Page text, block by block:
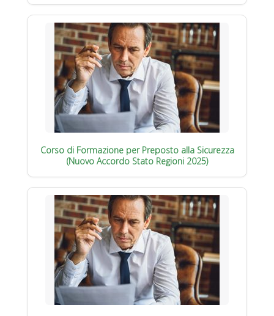
Corso di Formazione per Preposto alla Sicurezza
(Nuovo Accordo Stato Regioni 2025)